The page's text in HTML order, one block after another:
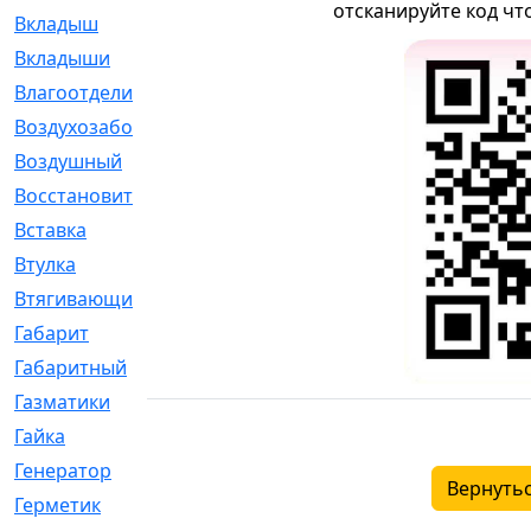
Вкладыш
Вкладыши
Влагоотделитель
Воздухозаборник
Воздушный
Восстановительный
Вставка
Втулка
Втягивающий
Габарит
Габаритный
Газматики
[117]
Гайка
Генератор
Герметик
отсканируйте код